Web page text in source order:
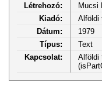
Létrehozó:
Mucsi
Kiadó:
Alföldi
Dátum:
1979
Típus:
Text
Kapcsolat:
Alföldi